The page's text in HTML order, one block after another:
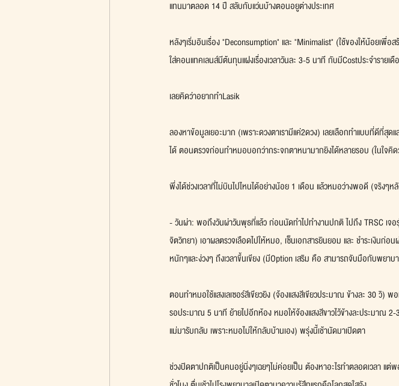
แทนมาตลอด 14 ปี สลับกับแว่นบ้างตอนอยูต่างประเทศ
หลังๆเริ่มอินเรื่อง "Deconsumption" และ "Minimalist" (ใช้ของให้น้อยเ
ใส่คอนแทคเลนส์มีต้นทุนแฝงเรื่องเวลาวันละ 3-5 นาที กับมีCostประจำรายเดื
เลยคิดว่าอยากทำLasik
ลองหาข้อมูลเยอะมาก (เพราะดวงตาเรามีแค่2ดวง) เลยเลือกทำแบบที่ดีที่
ได้ ตอนตรวจก่อนทำหมอบอกว่ากระจกตาหนามากยิงได้หลายรอบ (ในใจ
พึ่งได้ช่วงเวลาที่ไม่บินไปไหนได้อย่างน้อย 1 เดือน แล้วหมอว่างพอดี (จริงๆ
- วันผ่า: พอถึงวันผ่าวันพุธที่แล้ว ก่อนนัดทำไปทำงานปกติ ไปถึง TRSC เจ
จิตวิทยา) เอาผลตรวจเลือดไปให้หมอ, เซ็นเอกสารยินยอม และ ชำระเงินก่
หนักๆและง่วงๆ ถึงเวลาขึ้นเขียง (มีOption เสริม คือ สามารถจับมือกับพยา
ตอนทำหมอใช้แสงเลเซอร์สีเขียวยิง (จ้องแสงสีเขียวประมาณ ข้างละ 30 วิ) พ
รอประมาณ 5 นาที ย้ายไปอีกห้อง หมอให้จ้องแสงสีขาวไว้ข้างละประมาณ
แม่มารับกลับ เพราะหมอไม่ให้กลับบ้านเอง) พรุ่งนี้เช้านัดมาเปิดตา
ช่วงปิดตาปกติเป็นคนอยู่นิ่งๆเฉยๆไม่ค่อยเป็น ต้องหาอะไรทำตลอดเวลา